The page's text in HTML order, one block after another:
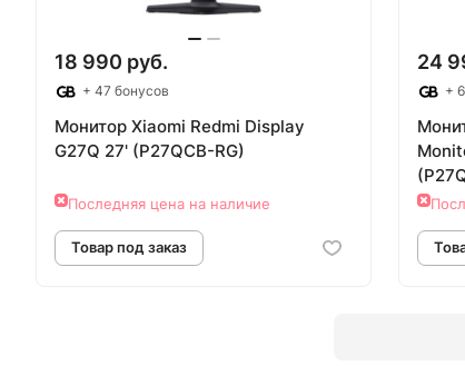
18 990 руб.
+ 47 бонусов
Монитор Xiaomi Redmi Display
G27Q 27' (P27QCB-RG)
Последняя цена на наличие
24
+